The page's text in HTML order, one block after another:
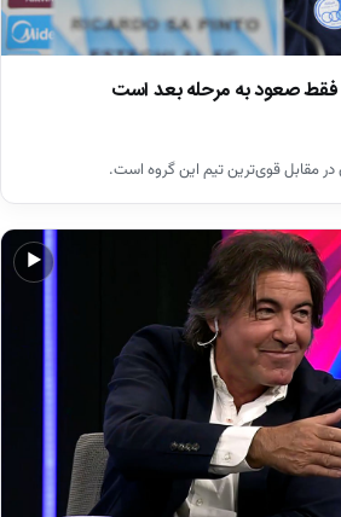
فقط صعود به مرحله بعد است
در مقابل قوی‌ترین تیم این گروه است.
▶